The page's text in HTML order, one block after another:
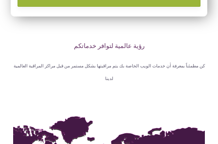
رؤية عالمية لتوافر خدماتكم
بمعرفة أن خدمات الويب الخاصة بك يتم مراقبتها بشكل مستمر من قبل مراكز المراقبة العالمية